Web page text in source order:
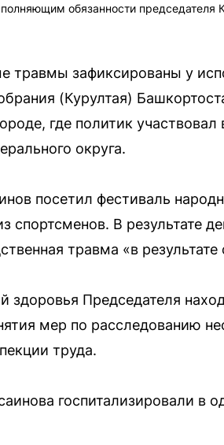
обязанности председателя
травмы зафиксированы у
(Курултая)
где политик участвовал
округа.
посетил фестиваль
спортсменов. В результате
травма «в
здоровья Председателя
мер по расследованию
труда.
госпитализировали в